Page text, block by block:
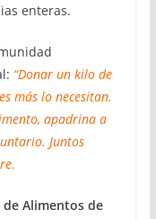
enteras.
“Donar un kilo de
más lo necesitan.
apadrina a
Juntos
de Alimentos de